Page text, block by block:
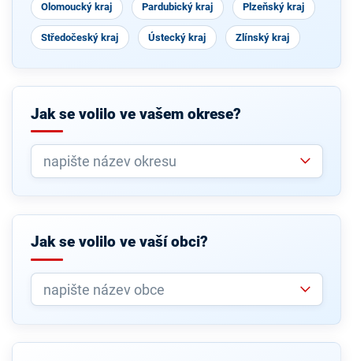
Olomoucký kraj Pardubický kraj Plzeňský kraj
Středočeský kraj Ústecký kraj Zlínský kraj
Jak se volilo ve vašem okrese?
Jak se volilo ve vaší obci?